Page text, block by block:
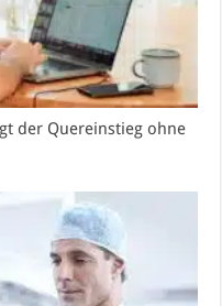
der Quereinstieg ohne